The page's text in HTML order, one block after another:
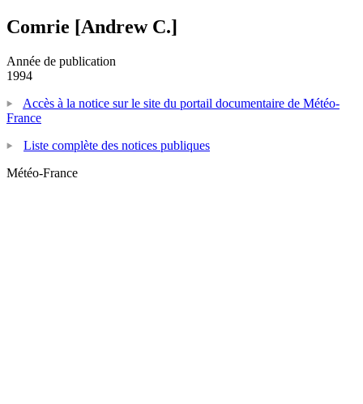
Comrie [Andrew C.]
Année de publication
1994
Accès à la notice sur le site du portail documentaire de Météo-
France
Liste complète des notices publiques
Météo-France